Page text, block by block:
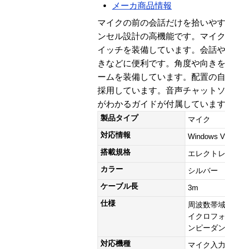
メーカ商品情報
マイクの前の会話だけを拾いや
ンセル設計の高機能です。マイ
イッチを装備しています。会話
きなどに便利です。角度や向き
ームを装備しています。配置の
採用しています。音声チャット
がわかるガイドが付属していま
製品タイプ
マイク
対応情報
Windows
搭載規格
エレクト
カラー
シルバー
ケーブル長
3m
仕様
周波数帯
イクロフ
ンピーダ
対応機種
マイク入